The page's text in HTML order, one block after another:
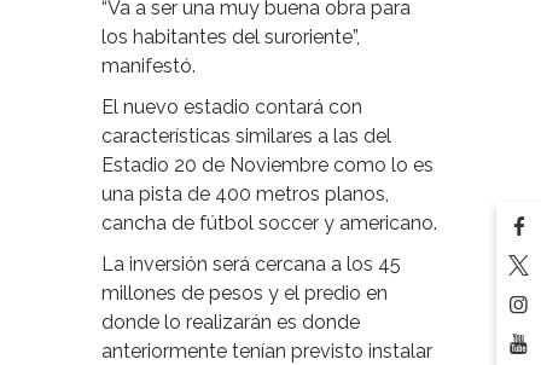
“Va a ser una muy buena obra para
los habitantes del suroriente”,
manifestó.
El nuevo estadio contará con
características similares a las del
Estadio 20 de Noviembre como lo es
una pista de 400 metros planos,
cancha de fútbol soccer y americano.
La inversión será cercana a los 45
millones de pesos y el predio en
donde lo realizarán es donde
anteriormente tenían previsto instalar